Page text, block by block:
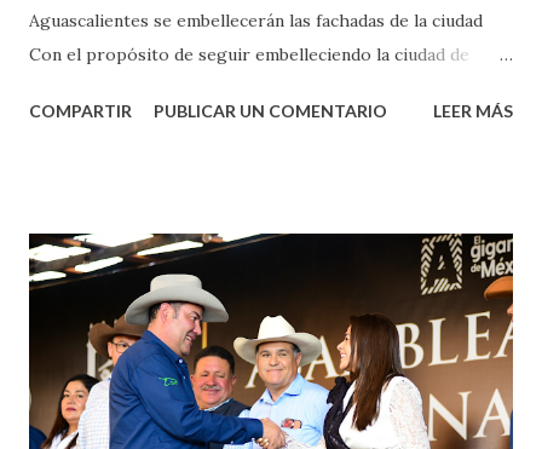
Aguascalientes se embellecerán las fachadas de la ciudad
Con el propósito de seguir embelleciendo la ciudad de
municipal, Leo Montañez dio inicio al programa
Corazón Urbano y el Municipio capital. Leo Montañez
informó que en este programa se usarán cerca de 90 mil
metros cuadrados de pintura, para dar inicio en la calle
Nieto, entre Jesús F. Elizondo y la calle 22 de Octubre, con
lo que se aplicará pintura en 66 casas. Posteriormente se
llevará este programa a Villas de Nuestra Señora de la
COMPARTIR PUBLICAR UN COMENTARIO LEER MÁS